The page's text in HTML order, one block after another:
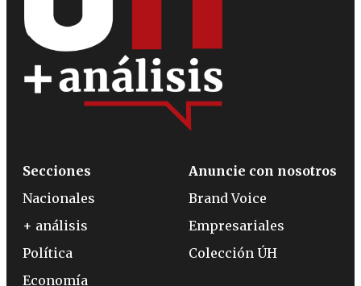
Secciones
Nacionales
+ análisis
Política
Economía
Anuncie con nosotros
Brand Voice
Empresariales
Colección ÚH